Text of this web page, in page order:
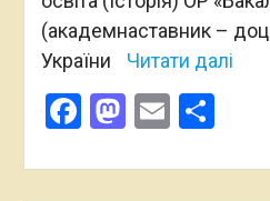
(академнаставник –
України
Читати далі
Facebook
Mastodon
Email